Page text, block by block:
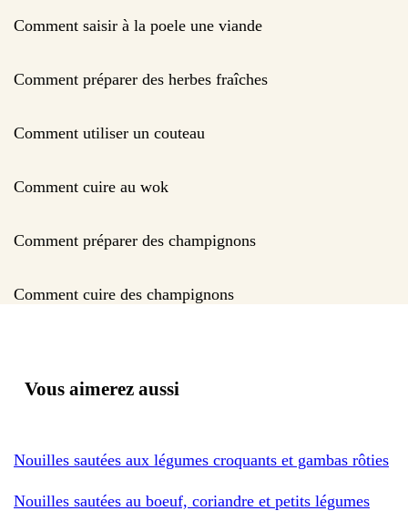
Comment saisir à la poele une viande
Comment préparer des herbes fraîches
Comment utiliser un couteau
Comment cuire au wok
Comment préparer des champignons
Comment cuire des champignons
Vous aimerez aussi
Nouilles sautées aux légumes croquants et gambas rôties
Nouilles sautées au boeuf, coriandre et petits légumes